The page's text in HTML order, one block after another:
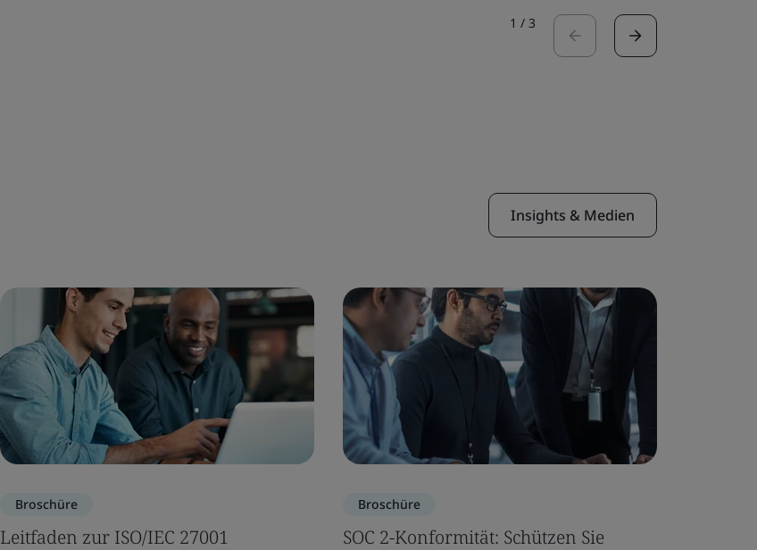
1 / 3
Insights & Medien
Broschüre
Leitfaden zur ISO/IEC 27001
Broschüre
SOC 2-Konformität: Schützen Sie